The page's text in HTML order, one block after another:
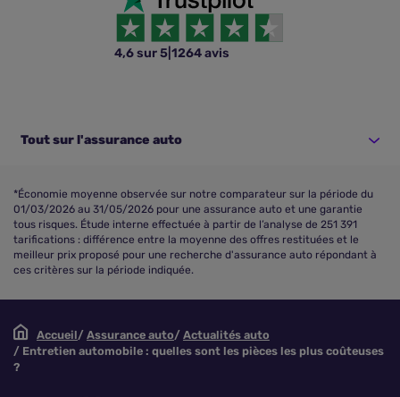
4,6 sur 5 1264 avis
Tout sur l'assurance auto
*Économie moyenne observée sur notre comparateur sur la période du
01/03/2026 au 31/05/2026 pour une assurance auto et une garantie
tous risques. Étude interne effectuée à partir de l’analyse de 251 391
tarifications : différence entre la moyenne des offres restituées et le
meilleur prix proposé pour une recherche d'assurance auto répondant à
ces critères sur la période indiquée.
Accueil Assurance auto
Actualités auto
Entretien automobile : quelles sont les pièces les plus coûteuses
?